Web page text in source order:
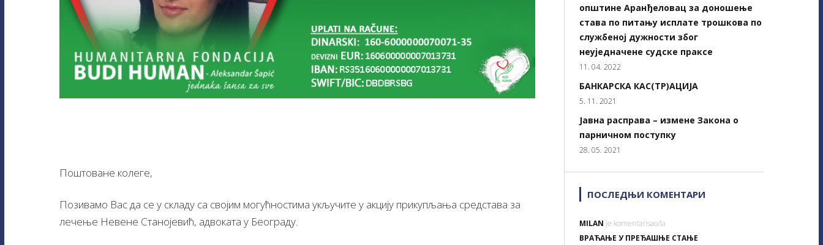
Поштоване колеге,
Позивамо Вас да се у складу са својим могућностима укључите у акцију прикупљања средстава за
лечење Невене Станојевић, адвоката у Београду.
општине Аранђеловац за доношење
става по питању исплате трошкова по
службеној дужности због
неуједначене судске праксе
11. 04. 2022
БАНКАРСКА КАС(ТР)АЦИЈА
5. 11. 2021
Јавна расправа – измене Закона о
парничном поступку
28. 05. 2021
ПОСЛЕДЊИ КОМЕНТАРИ
MILAN je komentarisao/la
ВРАЋАЊЕ У ПРЕЂАШЊЕ СТАЊЕ